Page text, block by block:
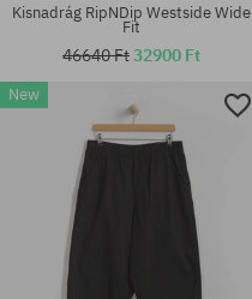
Elérhető méretek:
Kisnadrág RipNDip Westside Wide
Fit
46640 Ft32900 Ft
New